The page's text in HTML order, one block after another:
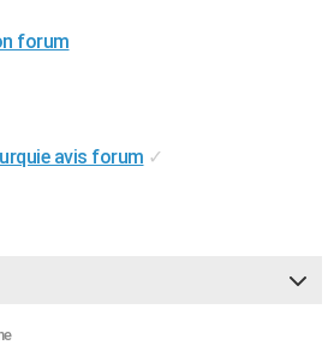
forum
avis forum ✓